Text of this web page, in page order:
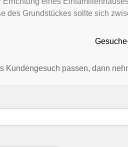
des Grundstückes sollte sich
Kundengesuch passen, dann